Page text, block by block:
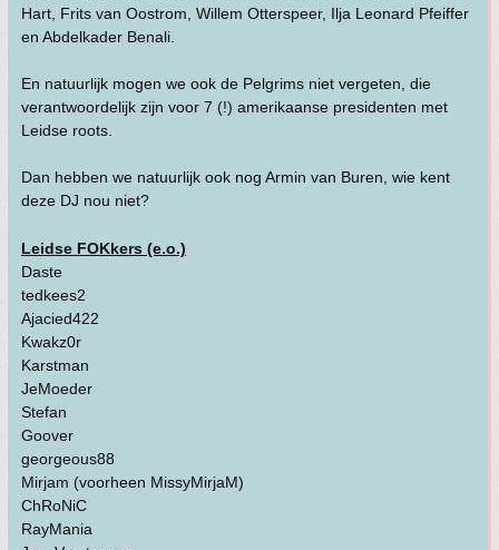
Hart, Frits van Oostrom, Willem Otterspeer, Ilja Leonard Pfeiffer
en Abdelkader Benali.
En natuurlijk mogen we ook de Pelgrims niet vergeten, die
verantwoordelijk zijn voor 7 (!) amerikaanse presidenten met
Leidse roots.
Dan hebben we natuurlijk ook nog Armin van Buren, wie kent
deze DJ nou niet?
Leidse FOKkers (e.o.)
Daste
tedkees2
Ajacied422
Kwakz0r
Karstman
JeMoeder
Stefan
Goover
georgeous88
Mirjam (voorheen MissyMirjaM)
ChRoNiC
RayMania